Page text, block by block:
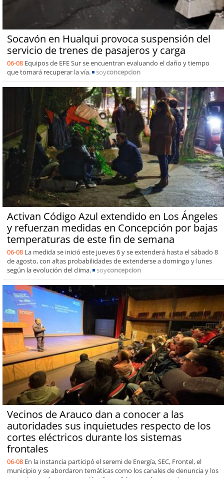
Socavón en Hualqui provoca suspensión del
servicio de trenes de pasajeros y carga
06-08 Equipos de EFE Sur se encuentran evaluando el daño y tiempo
que tomará recuperar la vía.
soyconcepcion
Activan Código Azul extendido en Los Ángeles
y refuerzan medidas en Concepción por bajas
temperaturas de este fin de semana
06-08 La medida se inició este jueves 6 y se extenderá hasta el sábado 8
de agosto, con altas probabilidades de extenderse a domingo y lunes
según la evolución del clima.
soyconcepcion
Vecinos de Arauco dan a conocer a las
autoridades sus inquietudes respecto de los
cortes eléctricos durante los sistemas
frontales
06-08 En la instancia participó el seremi de Energía, SEC, Frontel, el
municipio y se abordaron temáticas como los canales de denuncia y los